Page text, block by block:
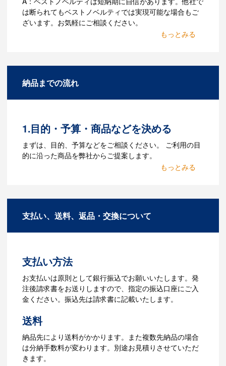
は断られてもベストノベルティでは実現可能な場合もご
ざいます。お気軽にご相談ください。
があります。Adobe illustratorのaiファイ
Q：ウェブサイトに掲載され
ていないオリジナルのノベル
タマイズが可能です。お気軽にご相談く
納品までの流れ
1.目的・予算・商品などを決める
まずは、目的、予算などをご相談ください。 ご利用の目
的に沿った商品を弊社からご提案します。
お見積を弊社からお出しします。
3.発注・データ入稿
ら、ご注文書をお送りします。
【名入れをする場合】名入れに必要なデ
ータをご入稿頂き、名入れイメージをデ
ータでご確認いただきます。
4.納品
【名入れをする場合】データのご入稿後
３週間程度で納品となります。
【名入れなしの場合】在庫がある場合、3
支払い、送料、返品・交換について
支払い方法
お支払いは原則として銀行振込でお願いいたします。発
注後請求書をお送りしますので、指定の振込口座にご入
金ください。振込先は請求書に記載いたします。
送料
納品先により送料がかかります。また複数先納品の場合
は分納手数料が変わります。別途お見積りさせていただ
きます。